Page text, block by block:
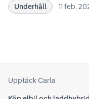
rekommendationer
Underhåll 11 feb.
Upptäck Carla